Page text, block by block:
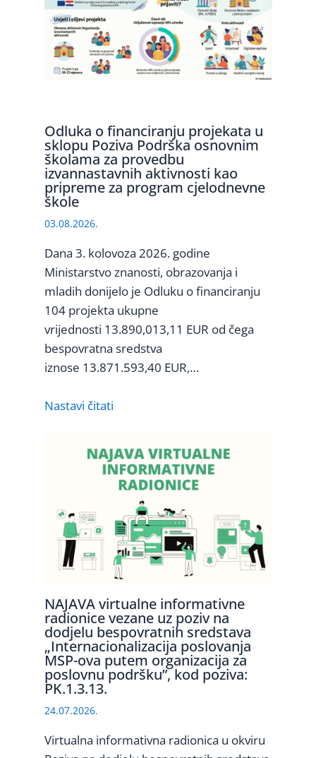
Odluka o financiranju projekata u
sklopu Poziva Podrška osnovnim
školama za provedbu
izvannastavnih aktivnosti kao
pripreme za program cjelodnevne
škole
03.08.2026.
Dana 3. kolovoza 2026. godine
Ministarstvo znanosti, obrazovanja i
mladih donijelo je Odluku o financiranju
104 projekta ukupne
vrijednosti 13.890,013,11 EUR od čega
bespovratna sredstva
iznose 13.871.593,40 EUR,…
Nastavi čitati
NAJAVA virtualne informativne
radionice vezane uz poziv na
dodjelu bespovratnih sredstava
„Internacionalizacija poslovanja
MSP-ova putem organizacija za
poslovnu podršku”, kod poziva:
PK.1.3.13.
24.07.2026.
Virtualna informativna radionica u okviru